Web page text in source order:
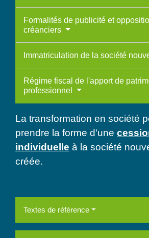
Formalités de publicité et
créanciers
Immatriculation de la société
Régime fiscal de l'apport de
professionnel
La transformation en société
prendre la forme d'une
individuelle à la société
créée.
Textes de référence